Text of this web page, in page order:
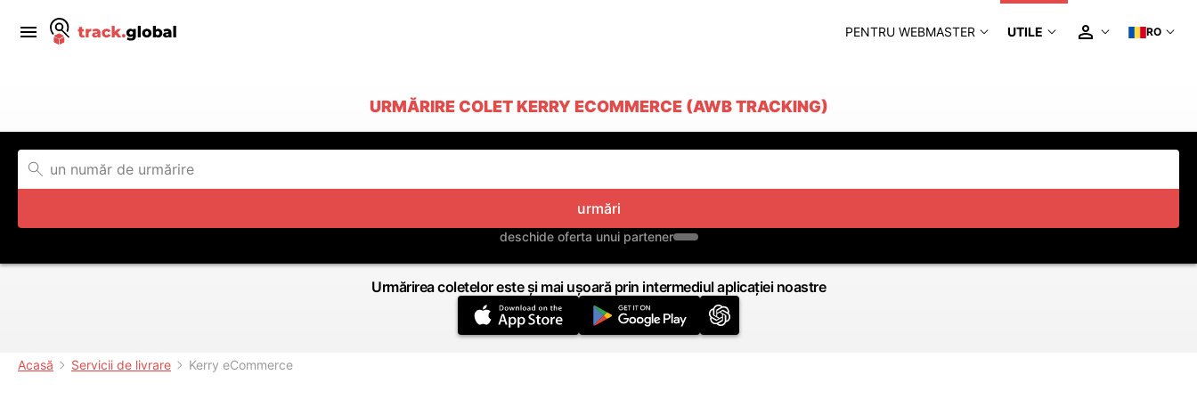
PENTRU WEBMASTER UTILE RO
URMĂRIRE COLET KERRY ECOMMERCE (AWB TRACKING)
urmări
deschide oferta unui partener
Urmărirea coletelor este și mai ușoară prin intermediul aplicației noastre
Acasă Servicii de livrare Kerry eCommerce